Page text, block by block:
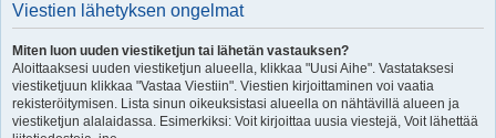
Viestien lähetyksen ongelmat
Miten luon uuden viestiketjun tai lähetän vastauksen?
Aloittaaksesi uuden viestiketjun alueella, klikkaa "Uusi Aihe". Vastataksesi
viestiketjuun klikkaa "Vastaa Viestiin". Viestien kirjoittaminen voi vaatia
rekisteröitymisen. Lista sinun oikeuksistasi alueella on nähtävillä alueen ja
viestiketjun alalaidassa. Esimerkiksi: Voit kirjoittaa uusia viestejä, Voit lähettää